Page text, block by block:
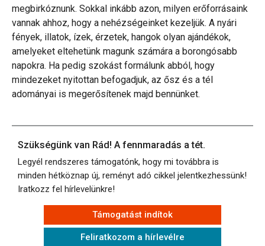
megbirkóznunk. Sokkal inkább azon, milyen erőforrásaink
vannak ahhoz, hogy a nehézségeinket kezeljük. A nyári
fények, illatok, ízek, érzetek, hangok olyan ajándékok,
amelyeket eltehetünk magunk számára a borongósabb
napokra. Ha pedig szokást formálunk abból, hogy
mindezeket nyitottan befogadjuk, az ősz és a tél
adományai is megerősítenek majd bennünket.
Szükségünk van Rád! A fennmaradás a tét.
Legyél rendszeres támogatónk, hogy mi továbbra is
minden hétköznap új, reményt adó cikkel jelentkezhessünk!
Iratkozz fel hírlevelünkre!
Támogatást indítok
Feliratkozom a hírlevélre